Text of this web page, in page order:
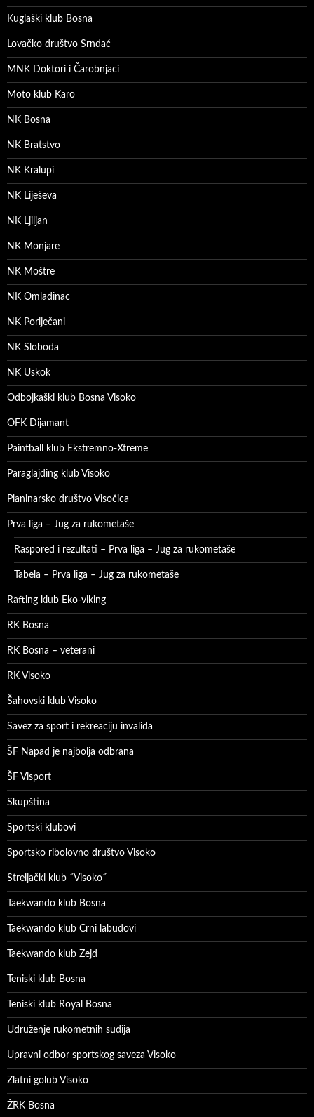
Kuglaški klub Bosna
Lovačko društvo Srndać
MNK Doktori i Čarobnjaci
Moto klub Karo
NK Bosna
NK Bratstvo
NK Kralupi
NK Liješeva
NK Ljiljan
NK Monjare
NK Moštre
NK Omladinac
NK Poriječani
NK Sloboda
NK Uskok
Odbojkaški klub Bosna Visoko
OFK Dijamant
Paintball klub Ekstremno-Xtreme
Paraglajding klub Visoko
Planinarsko društvo Visočica
Prva liga – Jug za rukometaše
Raspored i rezultati – Prva liga – Jug za rukometaše
Tabela – Prva liga – Jug za rukometaše
Rafting klub Eko-viking
RK Bosna
RK Bosna – veterani
RK Visoko
Šahovski klub Visoko
Savez za sport i rekreaciju invalida
ŠF Napad je najbolja odbrana
ŠF Visport
Skupština
Sportski klubovi
Sportsko ribolovno društvo Visoko
Streljački klub ˝Visoko˝
Taekwando klub Bosna
Taekwando klub Crni labudovi
Taekwando klub Zejd
Teniski klub Bosna
Teniski klub Royal Bosna
Udruženje rukometnih sudija
Upravni odbor sportskog saveza Visoko
Zlatni golub Visoko
ŽRK Bosna